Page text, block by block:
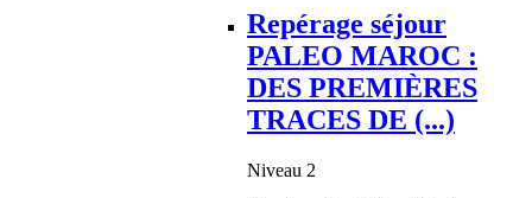
Repérage séjour
PALEO MAROC :
DES PREMIÈRES
TRACES DE (...)
Niveau 2